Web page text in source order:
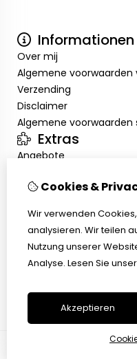
Informationen
Over mij
Algemene voorwaarden
Verzending
Disclaimer
Algemene
Extras
Angebote
Inloggen
Retouren
Cookies &
Wir verwenden
analysieren. Wir teilen
Nutzung unserer
Analyse. Lesen Sie
Akzeptieren